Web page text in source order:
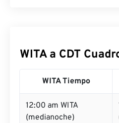
WITA a CDT
WITA Tiempo
12:00 am WITA
(medianoche)